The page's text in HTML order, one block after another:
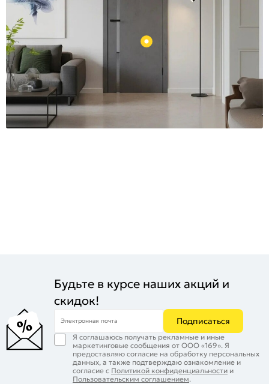
Будьте в курсе наших акций и
скидок!
Электронная почта Подписаться
Я соглашаюсь получать рекламные и иные
маркетинговые сообщения от ООО «169». Я
предоставляю согласие на обработку персональных
данных, а также подтверждаю ознакомление и
согласие с Политикой конфиденциальности и
Пользовательским соглашением.